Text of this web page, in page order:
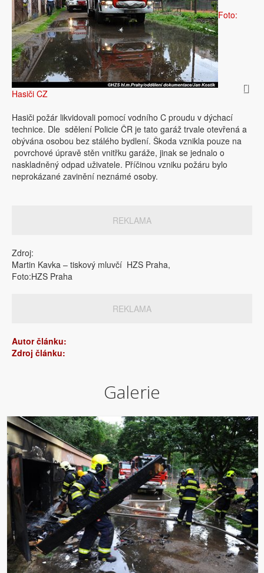
Foto:
Hasiči CZ
Hasiči požár likvidovali pomocí vodního C proudu v dýchací
technice. Dle sdělení Policie ČR je tato garáž trvale otevřená a
obývána osobou bez stálého bydlení. Škoda vznikla pouze na​
povrchové úpravě stěn vnitřku garáže, jinak se jednalo o
naskladněný​ odpad uživatele. Příčinou vzniku požáru bylo
neprokázané zavinění neznámé osoby.
REKLAMA
Zdroj:
Martin Kavka – tiskový mluvčí HZS Praha,
Foto:HZS Praha
REKLAMA
Autor článku:
Zdroj článku:
Galerie